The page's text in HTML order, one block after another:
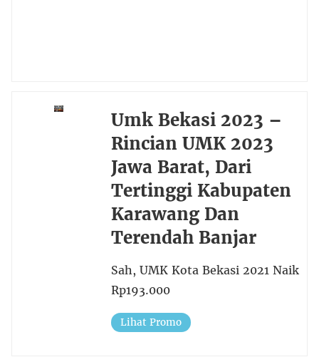
Umk Bekasi 2023 –
Rincian UMK 2023
Jawa Barat, Dari
Tertinggi Kabupaten
Karawang Dan
Terendah Banjar
Sah, UMK Kota Bekasi 2021 Naik
Rp193.000
Lihat Promo